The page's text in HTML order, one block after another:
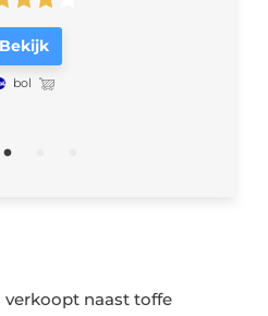
Bekijk
bol
verkoopt naast toffe